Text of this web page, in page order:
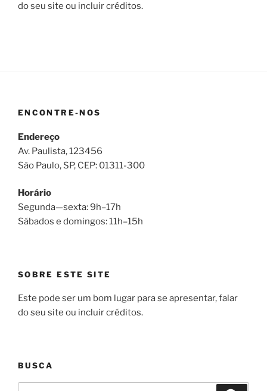
do seu site ou incluir créditos.
ENCONTRE-NOS
Endereço
Av. Paulista, 123456
São Paulo, SP, CEP: 01311-300
Horário
Segunda—sexta: 9h–17h
Sábados e domingos: 11h–15h
SOBRE ESTE SITE
Este pode ser um bom lugar para se apresentar, falar
do seu site ou incluir créditos.
BUSCA